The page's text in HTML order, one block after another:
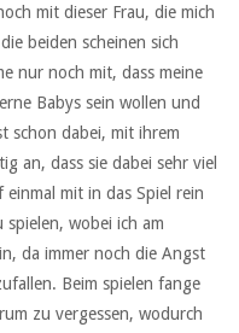
mit dieser Frau, die mich
beiden scheinen sich
nur noch mit, dass meine
Babys sein wollen und
schon dabei, mit ihrem
an, dass sie dabei sehr viel
mit in das Spiel rein
wobei ich am
da immer noch die Angst
Beim spielen fange
zu vergessen, wodurch